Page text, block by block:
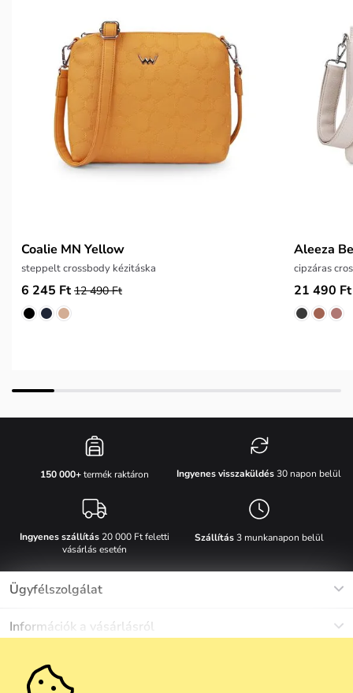
Coalie MN Yellow
steppelt crossbody kézitáska
6 245 Ft 12 490 Ft
Aleeza
cipzáras
21 490 Ft
150 000+termék raktáron Ingyenes visszaküldés30 napon belül
Ingyenes szállítás20 000 Ft feletti
vásárlás esetén
Szállítás3 munkanapon belül
Ügyfélszolgálat
+36 1 808 9989
Információk a vásárlásról
Gyakori kérdések
Egyéb információk
Rólunk